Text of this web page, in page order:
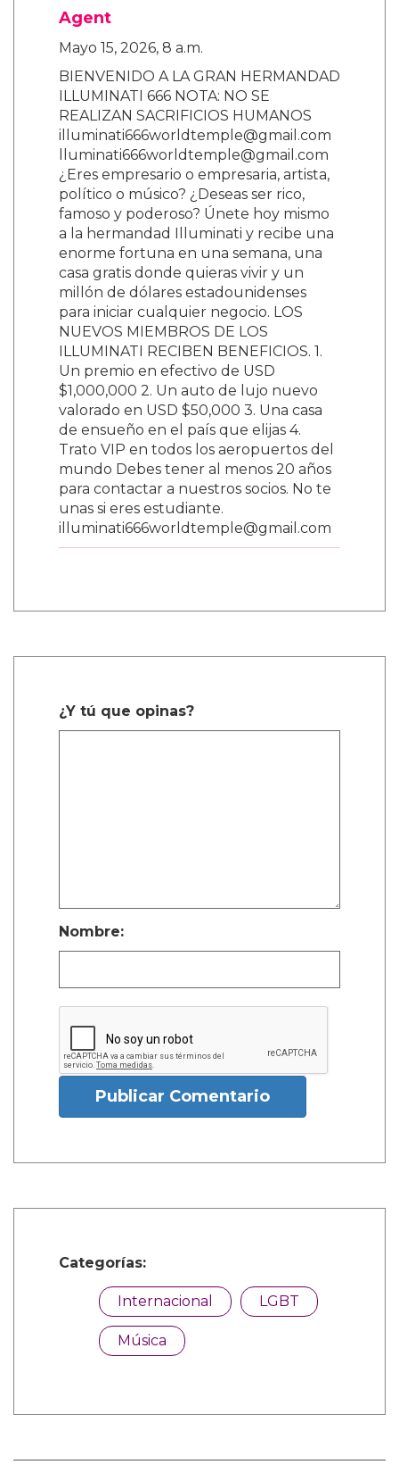
Agent
Mayo 15, 2026, 8 a.m.
BIENVENIDO A LA GRAN HERMANDAD
ILLUMINATI 666 NOTA: NO SE
REALIZAN SACRIFICIOS HUMANOS
illuminati666worldtemple@gmail.com
lluminati666worldtemple@gmail.com
¿Eres empresario o empresaria, artista,
político o músico? ¿Deseas ser rico,
famoso y poderoso? Únete hoy mismo
a la hermandad Illuminati y recibe una
enorme fortuna en una semana, una
casa gratis donde quieras vivir y un
millón de dólares estadounidenses
para iniciar cualquier negocio. LOS
NUEVOS MIEMBROS DE LOS
ILLUMINATI RECIBEN BENEFICIOS. 1.
Un premio en efectivo de USD
$1,000,000 2. Un auto de lujo nuevo
valorado en USD $50,000 3. Una casa
de ensueño en el país que elijas 4.
Trato VIP en todos los aeropuertos del
mundo Debes tener al menos 20 años
para contactar a nuestros socios. No te
unas si eres estudiante.
illuminati666worldtemple@gmail.com
¿Y tú que opinas?
Nombre:
Publicar Comentario
Categorías:
Internacional LGBT
Música